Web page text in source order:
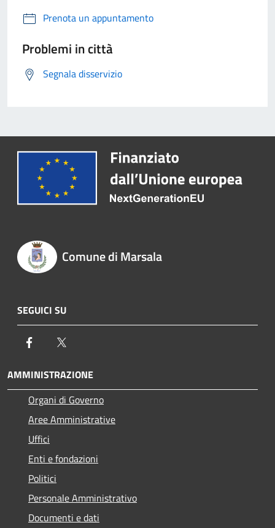
Prenota un appuntamento
Problemi in città
Segnala disservizio
Comune di Marsala
SEGUICI SU
Facebook
AMMINISTRAZIONE
Organi di Governo
Aree Amministrative
Uffici
Enti e fondazioni
Politici
Personale Amministrativo
Documenti e dati